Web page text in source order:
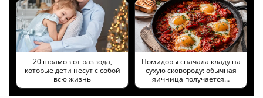
20 шрамов от развода,
которые дети несут с собой
всю жизнь
Помидоры сначала кладу на
сухую сковороду: обычная
яичница получается…